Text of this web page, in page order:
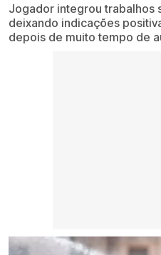
Jogador integrou trabalhos
deixando indicações
depois de muito tempo de